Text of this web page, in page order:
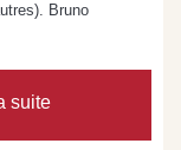
Bruno
suite